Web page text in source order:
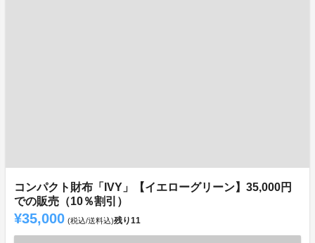
コンパクト財布「IVY」【イエローグリーン】35,000円
での販売（10％割引）
¥35,000 (税込/送料込)残り11